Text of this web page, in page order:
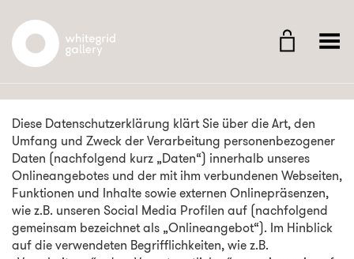
Whitegrid Logo Menü umschalten
Diese Datenschutzerklärung klärt Sie über die Art, den
Umfang und Zweck der Verarbeitung personenbezogener
Daten (nachfolgend kurz „Daten“) innerhalb unseres
Onlineangebotes und der mit ihm verbundenen Webseiten,
Funktionen und Inhalte sowie externen Onlinepräsenzen,
wie z.B. unseren Social Media Profilen auf (nachfolgend
gemeinsam bezeichnet als „Onlineangebot“). Im Hinblick
auf die verwendeten Begrifflichkeiten, wie z.B.